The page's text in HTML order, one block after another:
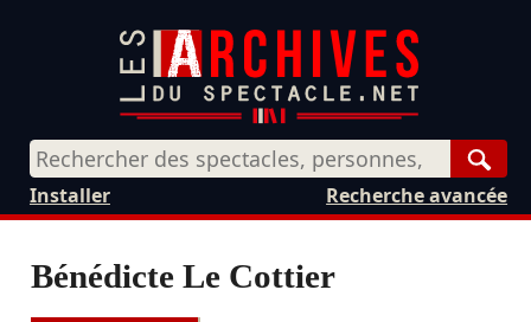
Recherche avancée
Installer
Bénédicte Le Cottier